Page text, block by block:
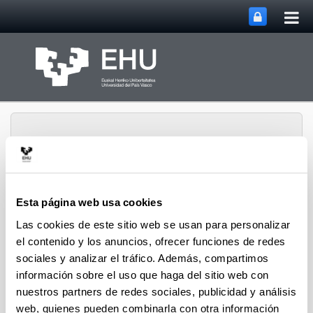
Esta página web usa cookies
Las cookies de este sitio web se usan para personalizar
el contenido y los anuncios, ofrecer funciones de redes
sociales y analizar el tráfico. Además, compartimos
información sobre el uso que haga del sitio web con
nuestros partners de redes sociales, publicidad y análisis
web, quienes pueden combinarla con otra información
METABOLOMIPs
MenúAbrir/cerrar
Contratos de Investigación